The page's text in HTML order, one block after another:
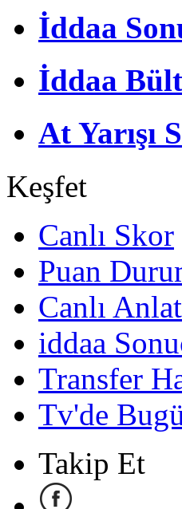
İddaa
İddaa
At Yarışı
Keşfet
Canlı Skor
Puan
Canlı
iddaa
Transfer
Tv'de
Takip Et